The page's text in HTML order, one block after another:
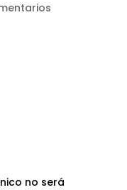
no será